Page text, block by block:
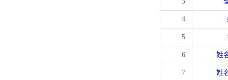
4
5
6 姓
7 姓